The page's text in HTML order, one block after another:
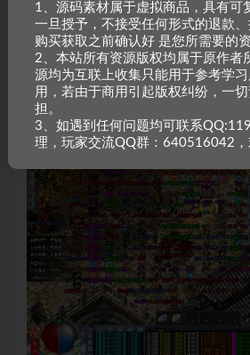
1、源码素材属于虚拟商品，具有可
一旦授予，不接受任何形式的退款
购买获取之前确认好 是您所需要的资
2、本站所有资源版权均属于原作者
源均为互联上收集只能用于参考学
用，若由于商用引起版权纠纷，一
担。
3、如遇到任何问题均可联系
理，玩家交流QQ群：640516042，